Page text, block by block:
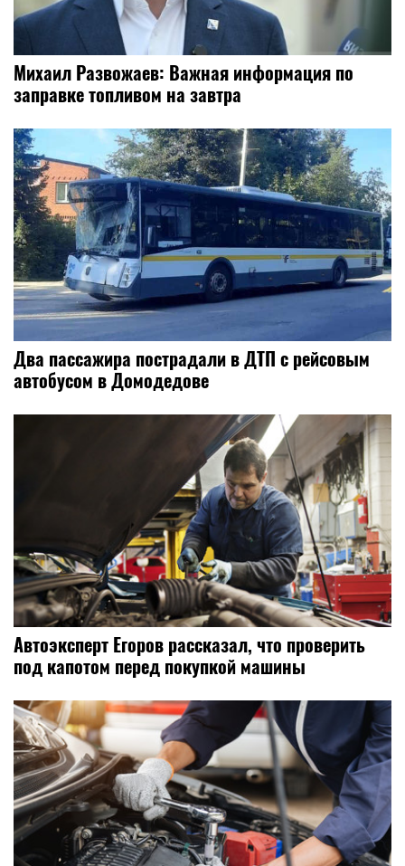
Михаил Развожаев: Важная информация по
заправке топливом на завтра
Два пассажира пострадали в ДТП с рейсовым
автобусом в Домодедове
Автоэксперт Егоров рассказал, что проверить
под капотом перед покупкой машины